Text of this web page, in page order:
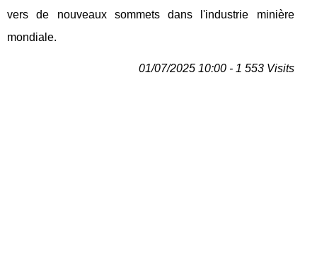
vers de nouveaux sommets dans l'industrie minière
mondiale.
01/07/2025 10:00 - 1 553 Visits